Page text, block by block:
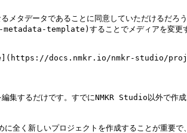
なるメタデータであることに同意していただ
template)することでメディアを変更する
docs.nmkr.io/nmkr-studio/
集するだけです。すでにNMKR Studio以外で作
全く新しいプロジェクトを作成することが重要